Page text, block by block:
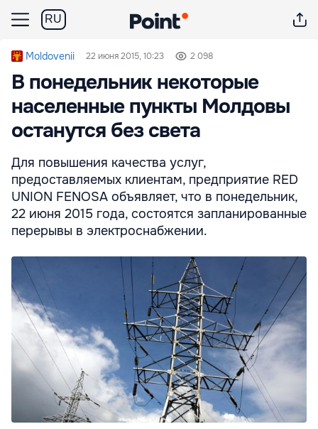
RU
Moldovenii 22 июня 2015, 10:23 2 098
В понедельник некоторые
населенные пункты Молдовы
останутся без света
Для повышения качества услуг,
предоставляемых клиентам, предприятие RED
UNION FENOSA объявляет, что в понедельник,
22 июня 2015 года, состоятся запланированные
перерывы в электроснабжении.